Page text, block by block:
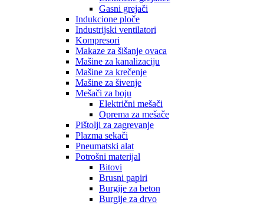
Gasni grejači
Indukcione ploče
Industrijski ventilatori
Kompresori
Makaze za šišanje ovaca
Mašine za kanalizaciju
Mašine za krečenje
Mašine za šivenje
Mešači za boju
Električni mešači
Oprema za mešače
Pištolji za zagrevanje
Plazma sekači
Pneumatski alat
Potrošni materijal
Bitovi
Brusni papiri
Burgije za beton
Burgije za drvo